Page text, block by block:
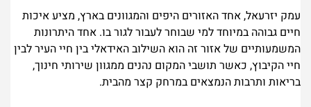
עמק יזרעאל, אחד האזורים היפים והמגוונים בארץ, מציע איכות
חיים גבוהה במיוחד למי שבוחר לעבור לגור בו. אחד היתרונות
המשמעותיים של אזור זה הוא השילוב האידאלי בין חיי העיר לבין
חיי הקיבוץ, כאשר תושבי המקום נהנים ממגוון שירותי חינוך,
בריאות ותרבות הנמצאים במרחק קצר מהבית.